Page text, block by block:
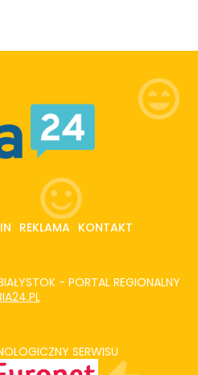
REKLAMA KONTAKT
- PORTAL REGIONALNY
SERWISU